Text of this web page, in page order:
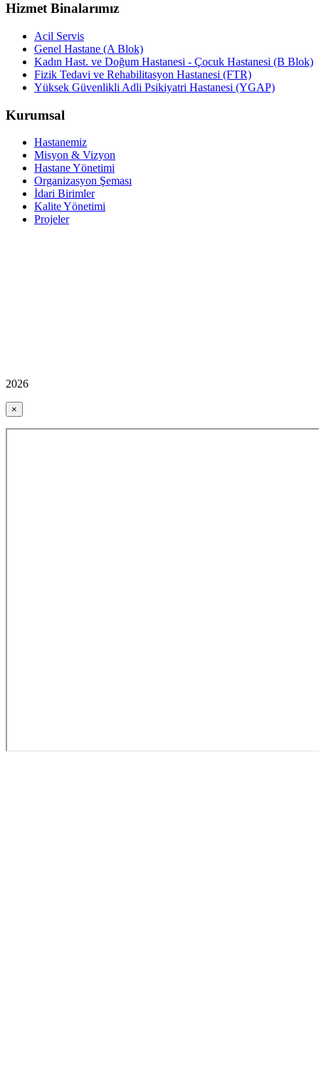
Hizmet Binalarımız
Acil Servis
Genel Hastane (A Blok)
Kadın Hast. ve Doğum Hastanesi - Çocuk Hastanesi (B Blok)
Fizik Tedavi ve Rehabilitasyon Hastanesi (FTR)
Yüksek Güvenlikli Adli Psikiyatri Hastanesi (YGAP)
Kurumsal
Hastanemiz
Misyon & Vizyon
Hastane Yönetimi
Organizasyon Şeması
İdari Birimler
Kalite Yönetimi
Projeler
2026
×